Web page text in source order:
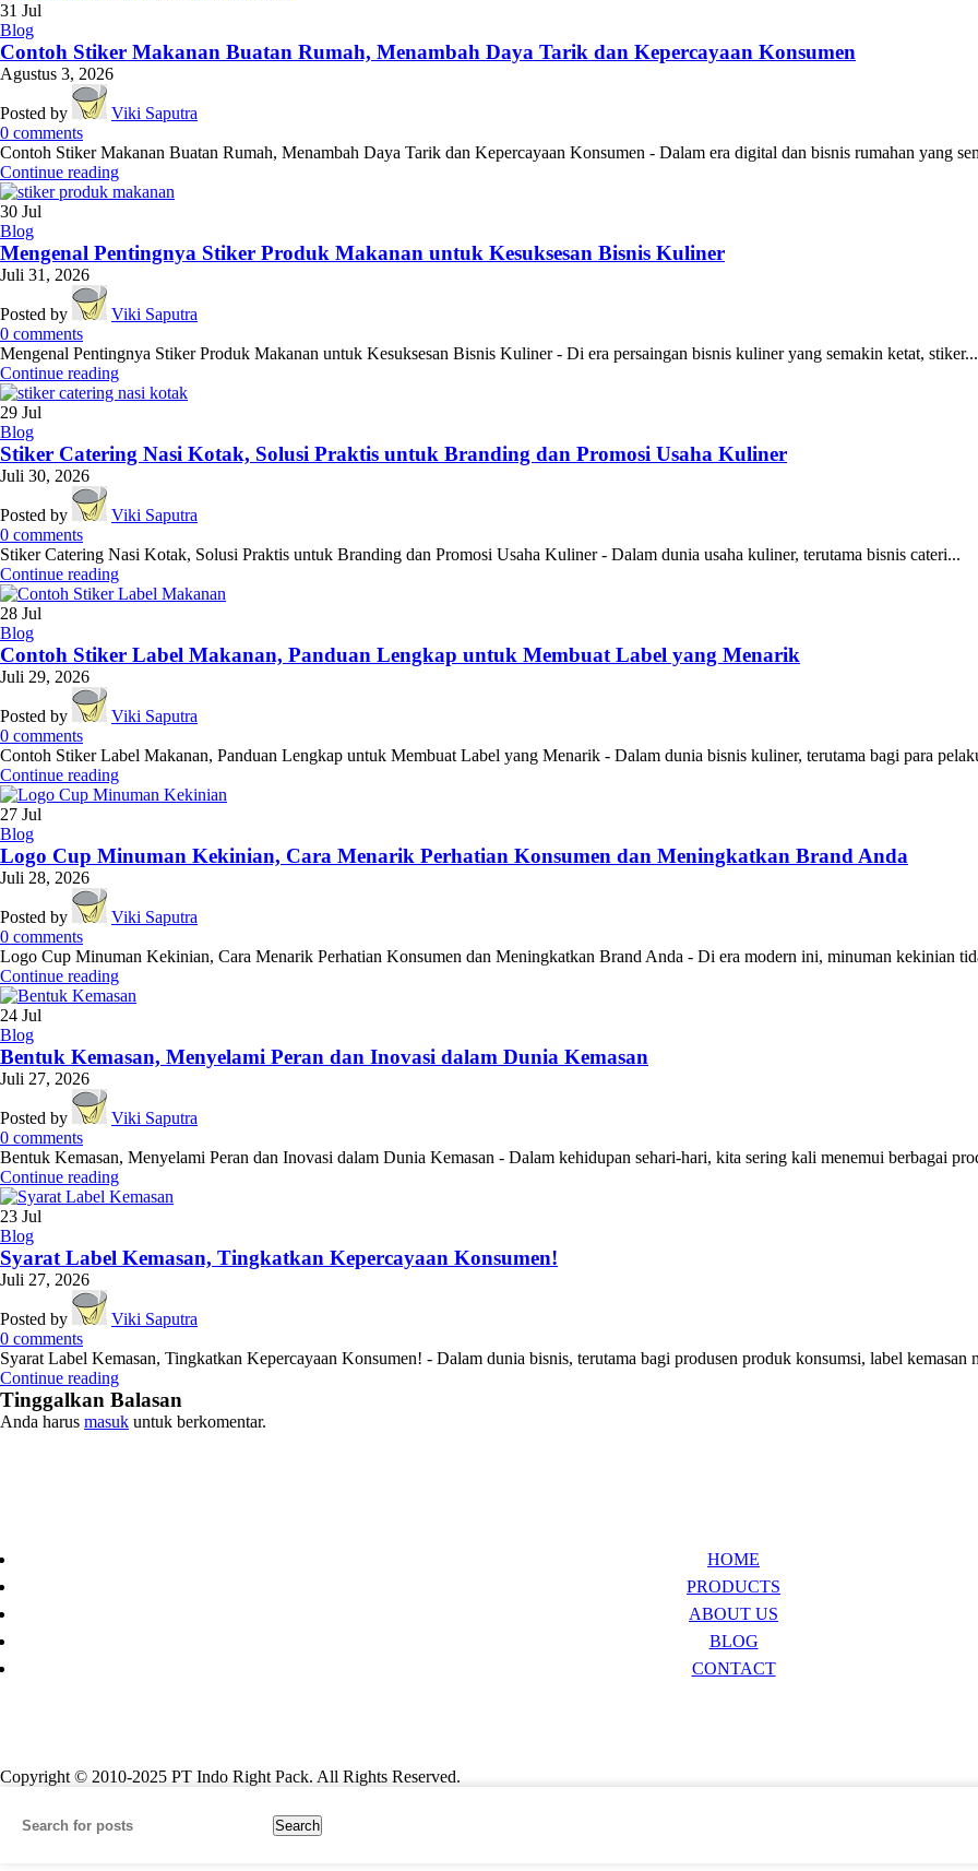
31 Jul
Blog
Contoh Stiker Makanan Buatan Rumah, Menambah Daya Tarik dan Kepercayaan Konsumen
Agustus 3, 2026
Posted by
Viki Saputra
0 comments
Contoh Stiker Makanan Buatan Rumah, Menambah Daya Tarik dan Kepercayaan Konsumen - Dalam era digital dan bisnis rumahan yang
Continue reading
30 Jul
Blog
Mengenal Pentingnya Stiker Produk Makanan untuk Kesuksesan Bisnis Kuliner
Juli 31, 2026
Posted by
Viki Saputra
0 comments
Mengenal Pentingnya Stiker Produk Makanan untuk Kesuksesan Bisnis Kuliner - Di era persaingan bisnis kuliner yang semakin ketat, stiker...
Continue reading
29 Jul
Blog
Stiker Catering Nasi Kotak, Solusi Praktis untuk Branding dan Promosi Usaha Kuliner
Juli 30, 2026
Posted by
Viki Saputra
0 comments
Stiker Catering Nasi Kotak, Solusi Praktis untuk Branding dan Promosi Usaha Kuliner - Dalam dunia usaha kuliner, terutama bisnis cateri...
Continue reading
28 Jul
Blog
Contoh Stiker Label Makanan, Panduan Lengkap untuk Membuat Label yang Menarik
Juli 29, 2026
Posted by
Viki Saputra
0 comments
Contoh Stiker Label Makanan, Panduan Lengkap untuk Membuat Label yang Menarik - Dalam dunia bisnis kuliner, terutama bagi para
Continue reading
27 Jul
Blog
Logo Cup Minuman Kekinian, Cara Menarik Perhatian Konsumen dan Meningkatkan Brand Anda
Juli 28, 2026
Posted by
Viki Saputra
0 comments
Logo Cup Minuman Kekinian, Cara Menarik Perhatian Konsumen dan Meningkatkan Brand Anda - Di era modern ini, minuman kekinian
Continue reading
24 Jul
Blog
Bentuk Kemasan, Menyelami Peran dan Inovasi dalam Dunia Kemasan
Juli 27, 2026
Posted by
Viki Saputra
0 comments
Bentuk Kemasan, Menyelami Peran dan Inovasi dalam Dunia Kemasan - Dalam kehidupan sehari-hari, kita sering kali menemui berbagai
Continue reading
23 Jul
Blog
Syarat Label Kemasan, Tingkatkan Kepercayaan Konsumen!
Juli 27, 2026
Posted by
Viki Saputra
0 comments
Syarat Label Kemasan, Tingkatkan Kepercayaan Konsumen! - Dalam dunia bisnis, terutama bagi produsen produk konsumsi, label kemasan
Continue reading
Tinggalkan Balasan
Anda harus masuk untuk berkomentar.
HOME
PRODUCTS
ABOUT US
BLOG
CONTACT
Copyright © 2010-2025 PT Indo Right Pack. All Rights Reserved.
Search